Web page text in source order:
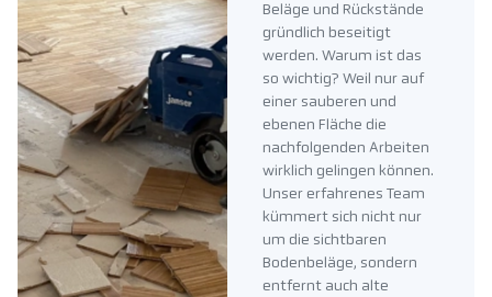
Beläge und Rückstände
gründlich beseitigt
werden. Warum ist das
so wichtig? Weil nur auf
einer sauberen und
ebenen Fläche die
nachfolgenden Arbeiten
wirklich gelingen können.
Unser erfahrenes Team
kümmert sich nicht nur
um die sichtbaren
Bodenbeläge, sondern
entfernt auch alte